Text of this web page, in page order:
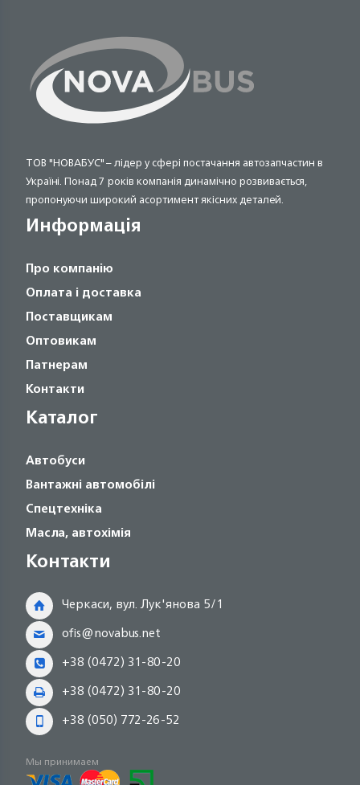
ТОВ "НОВАБУС" – лідер у сфері постачання автозапчастин в
Україні. Понад 7 років компанія динамічно розвивається,
пропонуючи широкий асортимент якісних деталей.
Информація
Про компанію
Оплата і доставка
Поставщикам
Оптовикам
Патнерам
Контакти
Каталог
Автобуси
Вантажні автомобілі
Спецтехніка
Масла, автохімія
Контакти
Черкаси, вул. Лук'янова 5/1
ofis@novabus.net
+38 (0472) 31-80-20
+38 (0472) 31-80-20
+38 (050) 772-26-52
Мы принимаем